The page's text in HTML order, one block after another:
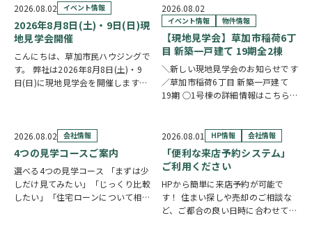
https://www.century21soka.com/st/s…一戸建て】です。 草加市民ハウジ
ングでは、草加市・八潮市を中心
に、当日ご案内可能な完…
2026.08.02 イベント情報
2026年8月8日(土)・9日(日)現
地見学会開催
こんにちは、草加市民ハウジングで
す。 弊社は2026年8月8日(土)・9
日(日)に現地見学会を開催します！
直接物件を見ながらご説明さ…
2026.08.02
イベント情報 物件情報
【現地見学会】草加市稲荷6丁
目 新築一戸建て 19期全2棟
＼新しい現地見学会のお知らせです
／草加市稲荷6丁目 新築一戸建て
19期 ○1号棟の詳細情報はこちら
中心となるLDKは、17帖以上のゆと
り空間。食洗機付きカウンターキッ
チ…
2026.08.02 会社情報
4つの見学コースご案内
選べる4つの見学コース 「まずは少
しだけ見てみたい」「じっくり比較
したい」「住宅ローンについて相談
2026.08.01 HP情報 会社情報
「便利な来店予約システム」
ご利用ください
HPから簡単に来店予約が可能で
す！ 住まい探しや売却のご相談な
ど、ご都合の良い日時に合わせてホ